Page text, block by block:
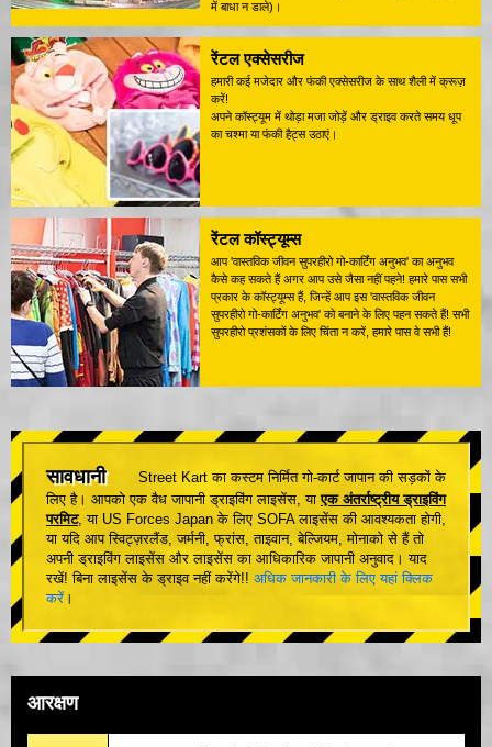
में बाधा न डाले)।
रेंटल एक्सेसरीज
हमारी कई मजेदार और फंकी एक्सेसरीज के साथ शैली में क्रूज़
करें!
अपने कॉस्ट्यूम में थोड़ा मजा जोड़ें और ड्राइव करते समय धूप
का चश्मा या फंकी हैट्स उठाएं।
रेंटल कॉस्ट्यूम्स
आप 'वास्तविक जीवन सुपरहीरो गो-कार्टिंग अनुभव' का अनुभव
कैसे कह सकते हैं अगर आप उसे जैसा नहीं पहने! हमारे पास सभी
प्रकार के कॉस्ट्यूम्स हैं, जिन्हें आप इस 'वास्तविक जीवन
सुपरहीरो गो-कार्टिंग अनुभव' को बनाने के लिए पहन सकते हैं! सभी
सुपरहीरो प्रशंसकों के लिए चिंता न करें, हमारे पास वे सभी हैं!
सावधानी
Street Kart का कस्टम निर्मित गो-कार्ट जापान की सड़कों के
लिए है। आपको एक वैध जापानी ड्राइविंग लाइसेंस, याएक अंतर्राष्ट्रीय ड्राइविंग
परमिट, या US Forces Japan के लिए SOFA लाइसेंस की आवश्यकता होगी,
या यदि आप स्विट्ज़रलैंड, जर्मनी, फ्रांस, ताइवान, बेल्जियम, मोनाको से हैं तो
अपनी ड्राइविंग लाइसेंस और लाइसेंस का आधिकारिक जापानी अनुवाद। याद
रखें! बिना लाइसेंस के ड्राइव नहीं करेंगे!! अधिक जानकारी के लिए यहां क्लिक
करें ।
आरक्षण